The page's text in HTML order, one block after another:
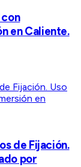
en Caliente.
de Fijación.
por